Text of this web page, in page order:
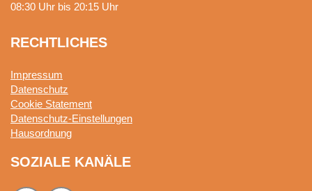
08:30 Uhr bis 20:15 Uhr
RECHTLICHES
Impressum
Datenschutz
Cookie Statement
Datenschutz-Einstellungen
Hausordnung
SOZIALE KANÄLE